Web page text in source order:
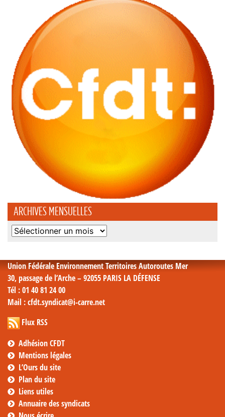
ARCHIVES MENSUELLES
Archives
Union Fédérale Environnement Territoires Autoroutes Mer
30, passage de l’Arche – 92055 PARIS LA DÉFENSE
Tél : 01 40 81 24 00
Mail : cfdt.syndicat@i-carre.net
Flux RSS
Adhésion CFDT
Mentions légales
L’Ours du site
Plan du site
Liens utiles
Annuaire des syndicats